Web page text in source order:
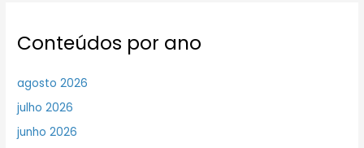
Conteúdos por ano
agosto 2026
julho 2026
junho 2026